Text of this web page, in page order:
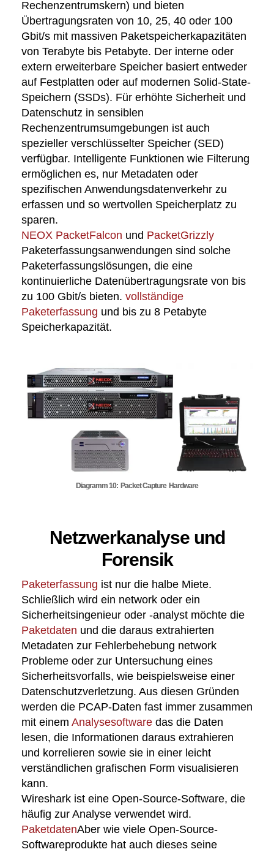
Rechenzentrumskern) und bieten
Übertragungsraten von 10, 25, 40 oder 100
Gbit/s mit massiven Paketspeicherkapazitäten
von Terabyte bis Petabyte. Der interne oder
extern erweiterbare Speicher basiert entweder
auf Festplatten oder auf modernen Solid-State-
Speichern (SSDs). Für erhöhte Sicherheit und
Datenschutz in sensiblen
Rechenzentrumsumgebungen ist auch
spezieller verschlüsselter Speicher (SED)
verfügbar. Intelligente Funktionen wie Filterung
ermöglichen es, nur Metadaten oder
spezifischen Anwendungsdatenverkehr zu
erfassen und so wertvollen Speicherplatz zu
sparen.
NEOX PacketFalcon und PacketGrizzly
Paketerfassungsanwendungen sind solche
Paketerfassungslösungen, die eine
kontinuierliche Datenübertragungsrate von bis
zu 100 Gbit/s bieten. vollständige
Paketerfassung und bis zu 8 Petabyte
Speicherkapazität.
Diagramm 10: Packet Capture Hardware
Netzwerkanalyse und
Forensik
Paketerfassung ist nur die halbe Miete.
Schließlich wird ein network oder ein
Sicherheitsingenieur oder -analyst möchte die
Paketdaten und die daraus extrahierten
Metadaten zur Fehlerbehebung network
Probleme oder zur Untersuchung eines
Sicherheitsvorfalls, wie beispielsweise einer
Datenschutzverletzung. Aus diesen Gründen
werden die PCAP-Daten fast immer zusammen
mit einem Analysesoftware das die Daten
lesen, die Informationen daraus extrahieren
und korrelieren sowie sie in einer leicht
verständlichen grafischen Form visualisieren
kann.
Wireshark ist eine Open-Source-Software, die
häufig zur Analyse verwendet wird.
PaketdatenAber wie viele Open-Source-
Softwareprodukte hat auch dieses seine